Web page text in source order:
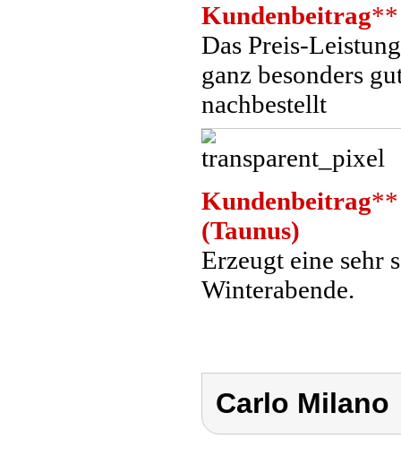
Kundenbeitrag**
Das Preis-
ganz besonders
nachbestellt
Kundenbeitrag**
(Taunus)
Erzeugt eine sehr
Winterabende.
Carlo Milano